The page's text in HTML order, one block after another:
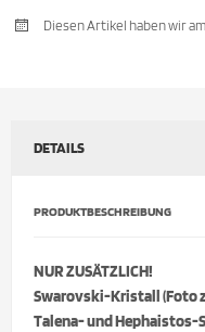
Diesen Artikel haben wir
DETAILS
PRODUKTBESCHREIBUNG
NUR ZUSÄTZLICH!
Swarovski-Kristall (Foto
Talena- und Hephaistos-